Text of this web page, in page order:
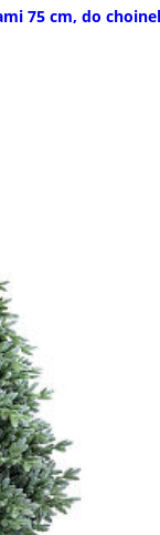
75 cm, do